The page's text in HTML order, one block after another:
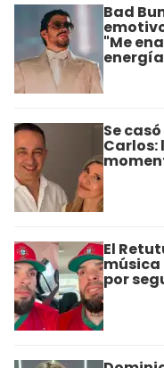
Bad
"Me
Se
Carlos:
El
música
por